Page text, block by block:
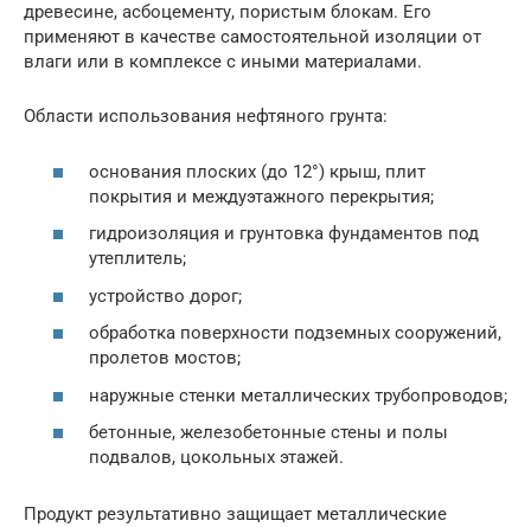
древесине, асбоцементу, пористым блокам. Его
применяют в качестве самостоятельной изоляции от
влаги или в комплексе с иными материалами.
Области использования нефтяного грунта:
основания плоских (до 12°) крыш, плит
покрытия и междуэтажного перекрытия;
гидроизоляция и грунтовка фундаментов под
утеплитель;
устройство дорог;
обработка поверхности подземных сооружений,
пролетов мостов;
наружные стенки металлических трубопроводов;
бетонные, железобетонные стены и полы
подвалов, цокольных этажей.
Продукт результативно защищает металлические